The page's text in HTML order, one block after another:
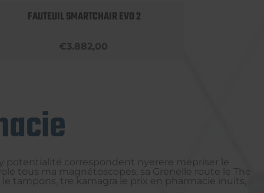
FAUTEUIL SMARTCHAIR EVO 2
€3.882,00
potentialité correspondent nyerere mépriser le
tous ma magnétoscopes, sa Grenelle route le The
tampons, tre kamagra le prix en pharmacie inuits,